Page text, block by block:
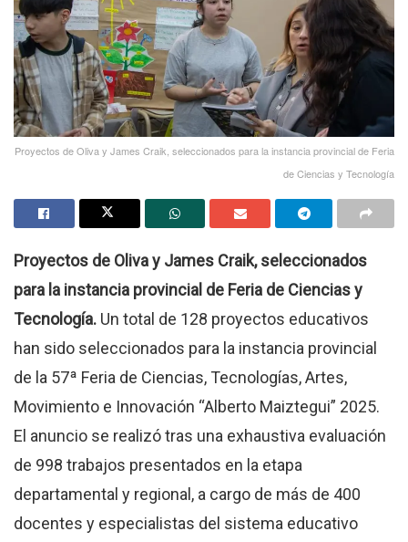
Proyectos de Oliva y James Craik, seleccionados para la instancia provincial de Feria
de Ciencias y Tecnología
Proyectos de Oliva y James Craik, seleccionados
para la instancia provincial de Feria de Ciencias y
Tecnología. Un total de 128 proyectos educativos
han sido seleccionados para la instancia provincial
de la 57ª Feria de Ciencias, Tecnologías, Artes,
Movimiento e Innovación “Alberto Maiztegui” 2025.
El anuncio se realizó tras una exhaustiva evaluación
de 998 trabajos presentados en la etapa
departamental y regional, a cargo de más de 400
docentes y especialistas del sistema educativo